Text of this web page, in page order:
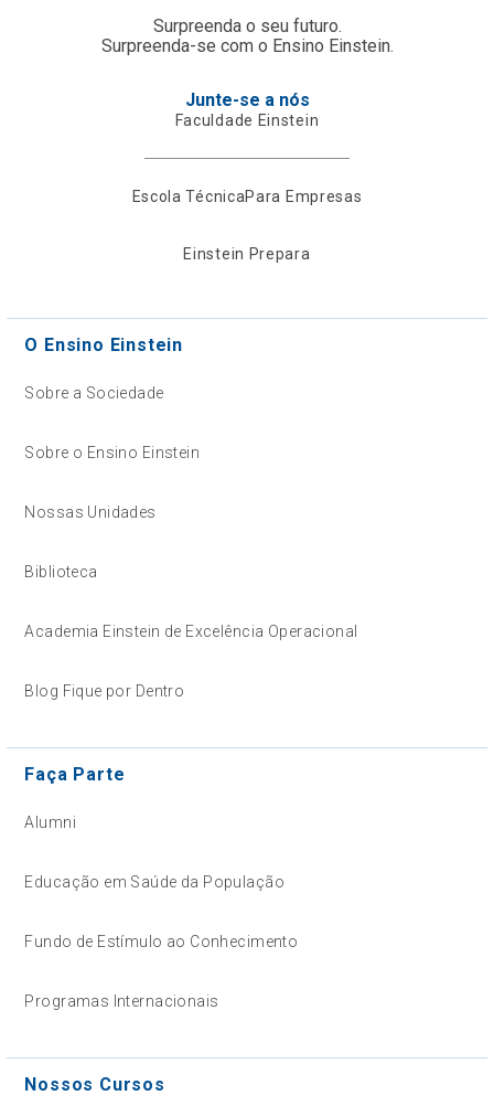
Surpreenda o seu futuro.
Surpreenda-se com o Ensino Einstein.
Junte-se a nós
Faculdade Einstein
Escola TécnicaPara Empresas
Einstein Prepara
O Ensino Einstein
Sobre a Sociedade
Sobre o Ensino Einstein
Nossas Unidades
Biblioteca
Academia Einstein de Excelência Operacional
Blog Fique por Dentro
Faça Parte
Alumni
Educação em Saúde da População
Fundo de Estímulo ao Conhecimento
Programas Internacionais
Nossos Cursos